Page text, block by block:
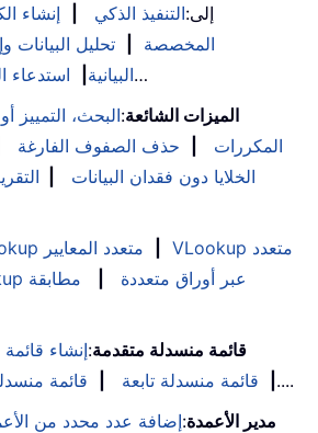
إلى:التنفيذ الذكي إنشاء
المخصصة
تحليل
البيانية
استدعاء
…
الميزات الشائعة:البحث،
المكررات
حذف الصفوف الفارغة
الخلايا دون فقدان البيانات
VLookup متعدد المعايير
VLookup متعدد
VLookup عبر أوراق متعددة
مطابقة
قائمة منسدلة متقدمة:إنشاء
قائمة منسدلة تابعة قائمة
....
مدير الأعمدة:إضافة عدد محدد من